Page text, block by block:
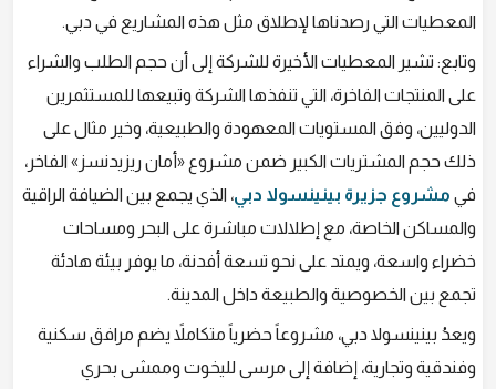
المعطيات التي رصدناها لإطلاق مثل هذه المشاريع في دبي.
وتابع: تشير المعطيات الأخيرة للشركة إلى أن حجم الطلب والشراء
على المنتجات الفاخرة، التي تنفذها الشركة وتبيعها للمستثمرين
الدوليين، وفق المستويات المعهودة والطبيعية، وخير مثال على
ذلك حجم المشتريات الكبير ضمن مشروع «أمان ريزيدنسز» الفاخر،
في مشروع جزيرة بينينسولا دبي، الذي يجمع بين الضيافة الراقية
والمساكن الخاصة، مع إطلالات مباشرة على البحر ومساحات
خضراء واسعة، ويمتد على نحو تسعة أفدنة، ما يوفر بيئة هادئة
تجمع بين الخصوصية والطبيعة داخل المدينة.
ويعدُ بينينسولا دبي، مشروعاً حضرياً متكاملاً يضم مرافق سكنية
وفندقية وتجارية، إضافة إلى مرسى لليخوت وممشى بحري